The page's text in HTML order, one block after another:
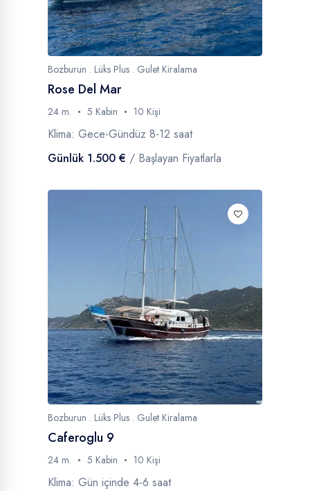
Bozburun . Lüks Plus . Gulet Kiralama
Rose Del Mar
24 m. 5 Kabin 10 Kişi
Klima: Gece-Gündüz 8-12 saat
Günlük 1.500 € / Başlayan Fiyatlarla
Bozburun . Lüks Plus . Gulet Kiralama
Caferoglu 9
24 m. 5 Kabin 10 Kişi
Klima: Gün içinde 4-6 saat